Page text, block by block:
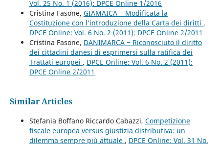
Vol. 25 No. 1 (2016): DPCE Online 1/2016
Cristina Fasone, GIAMAICA ‒ Modificata la
Costituzione con l’introduzione della Carta dei diritti ,
DPCE Online: Vol. 6 No. 2 (2011): DPCE Online 2/2011
Cristina Fasone, DANIMARCA ‒ Riconosciuto il diritto
dei cittadini danesi di esprimersi sulla ratifica dei
Trattati europei , DPCE Online: Vol. 6 No. 2 (2011):
DPCE Online 2/2011
Similar Articles
Stefania Boffano Riccardo Cabazzi, Competizione
fiscale europea versus giustizia distributiva: un
dilemma sempre più attuale , DPCE Online: Vol. 31 No.